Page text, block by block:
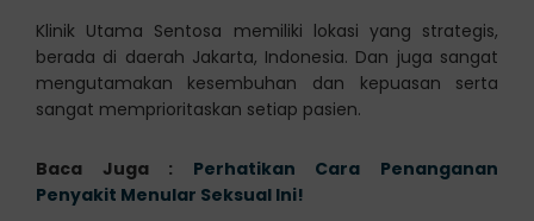
Klinik Utama Sentosa memiliki lokasi yang strategis,
berada di daerah Jakarta, Indonesia. Dan juga sangat
mengutamakan kesembuhan dan kepuasan serta
sangat memprioritaskan setiap pasien.
Baca Juga : Perhatikan Cara Penanganan
Penyakit Menular Seksual Ini!